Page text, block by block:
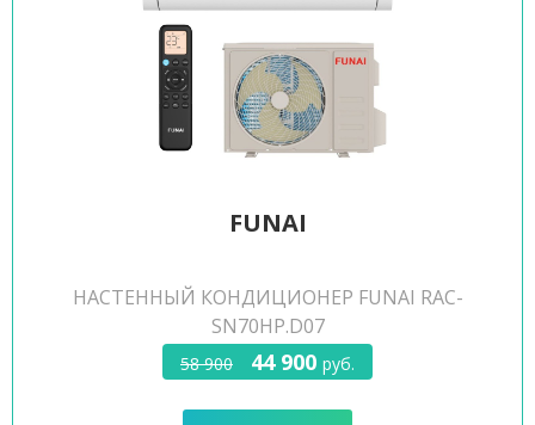
FUNAI
НАСТЕННЫЙ КОНДИЦИОНЕР FUNAI RAC-
SN70HP.D07
58 900 44 900 руб.